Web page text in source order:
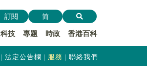
科技 專題 時政 香港百科
訂閱 简
法定公告欄 服務 聯絡我們